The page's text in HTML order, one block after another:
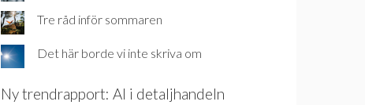
Tre råd inför sommaren
Det här borde vi inte skriva om
Ny trendrapport: AI i detaljhandeln